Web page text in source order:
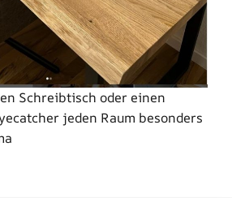
Schreibtisch oder einen
jeden Raum besonders